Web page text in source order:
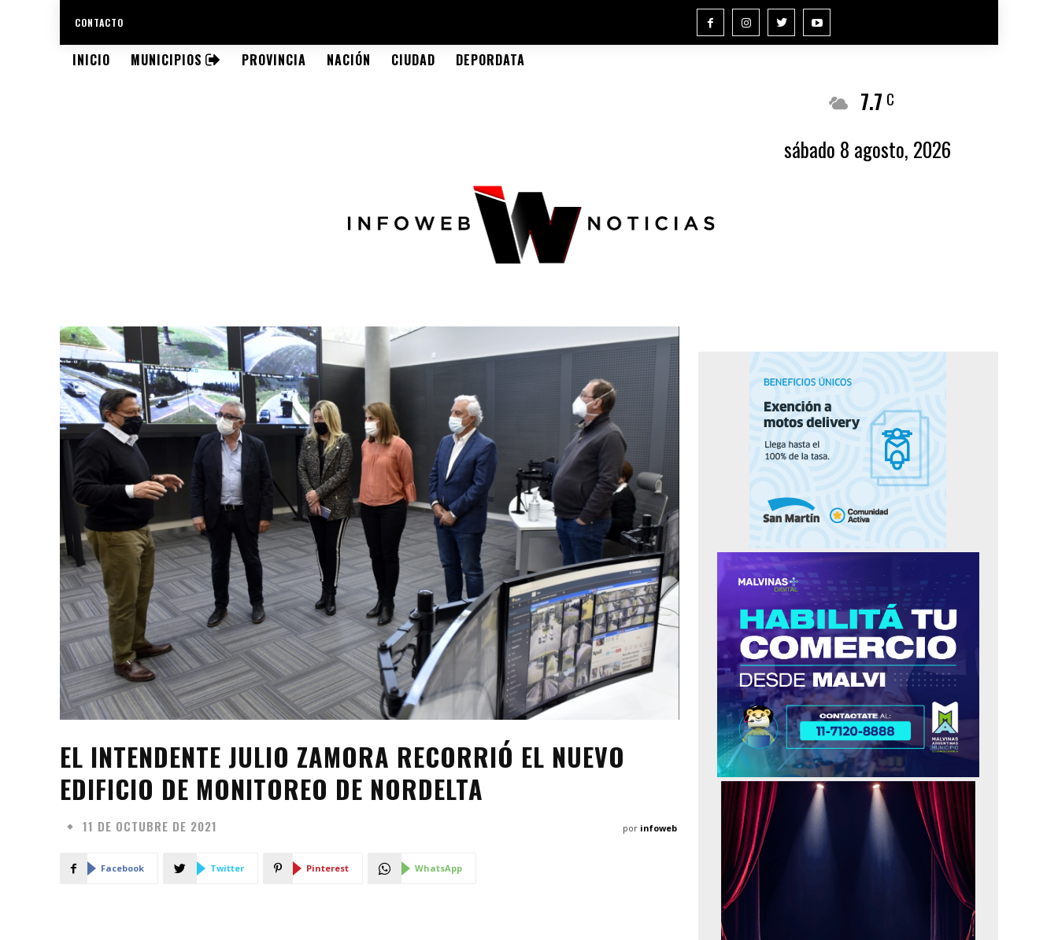
CONTACTO
INICIO MUNICIPIOS PROVINCIA NACIÓN CIUDAD DEPORDATA
7.7 C
sábado 8 agosto, 2026
EL INTENDENTE JULIO ZAMORA RECORRIÓ EL NUEVO
EDIFICIO DE MONITOREO DE NORDELTA
11 DE OCTUBRE DE 2021 por infoweb
Facebook Twitter Pinterest WhatsApp